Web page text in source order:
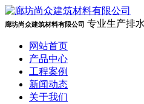
廊坊尚众建筑材料有限公司 专业生产排
网站首页
产品中心
工程案例
新闻动态
关于我们